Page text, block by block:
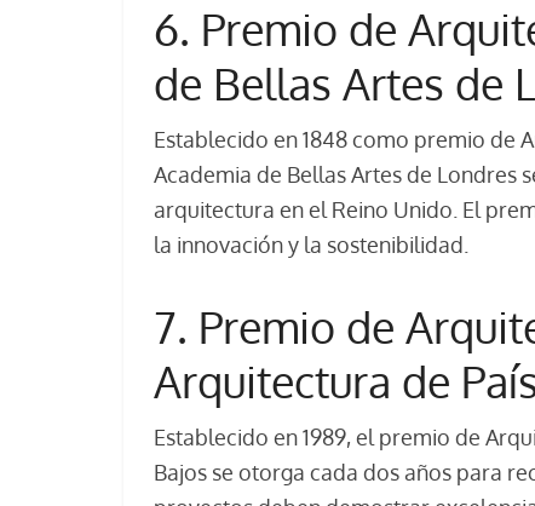
6. Premio de
de Bellas Artes de
Establecido en 1848 como premio de
Academia de Bellas Artes de Londres
arquitectura en el Reino Unido. El
la innovación y la sostenibilidad.
7. Premio de
Arquitectura de
Establecido en 1989, el premio de
Bajos se otorga cada dos años para